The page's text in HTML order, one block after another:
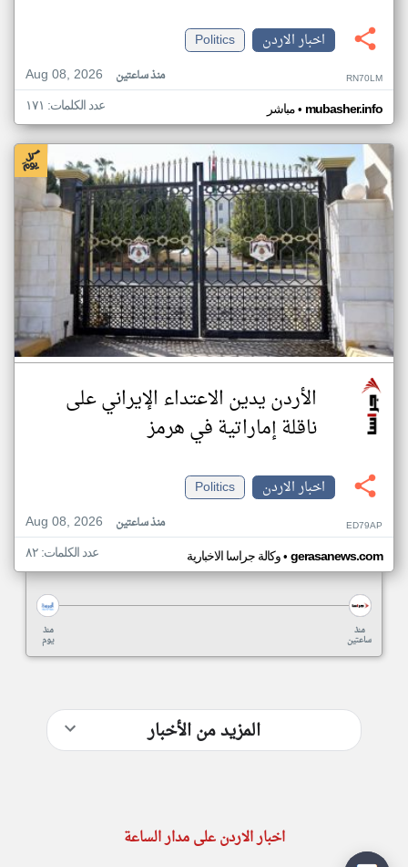
اخبار الاردن
Politics
Aug 08, 2026
منذ ساعتين RN70LM
مباشر• mubasher.info عدد الكلمات: ١٧١
الأردن يدين الاعتداء الإيراني على
ناقلة إماراتية في هرمز
اخبار الاردن
Politics
Aug 08, 2026
منذ ساعتين ED79AP
وكالة جراسا الاخبارية• gerasanews.com عدد الكلمات: ٨٢
منذ
يوم
منذ
ساعتين
المزيد من الأخبار
اخبار الاردن على مدار الساعة